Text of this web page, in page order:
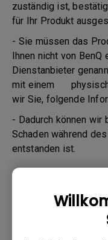
zuständig ist,
für Ihr Produkt
- Sie müssen das
Ihnen nicht von BenQ
Dienstanbieter
mit einem
wir Sie, folgende
- Dadurch können wir
Schaden während
entstanden ist.
wie möglich über das
2. Fotografieren Sie